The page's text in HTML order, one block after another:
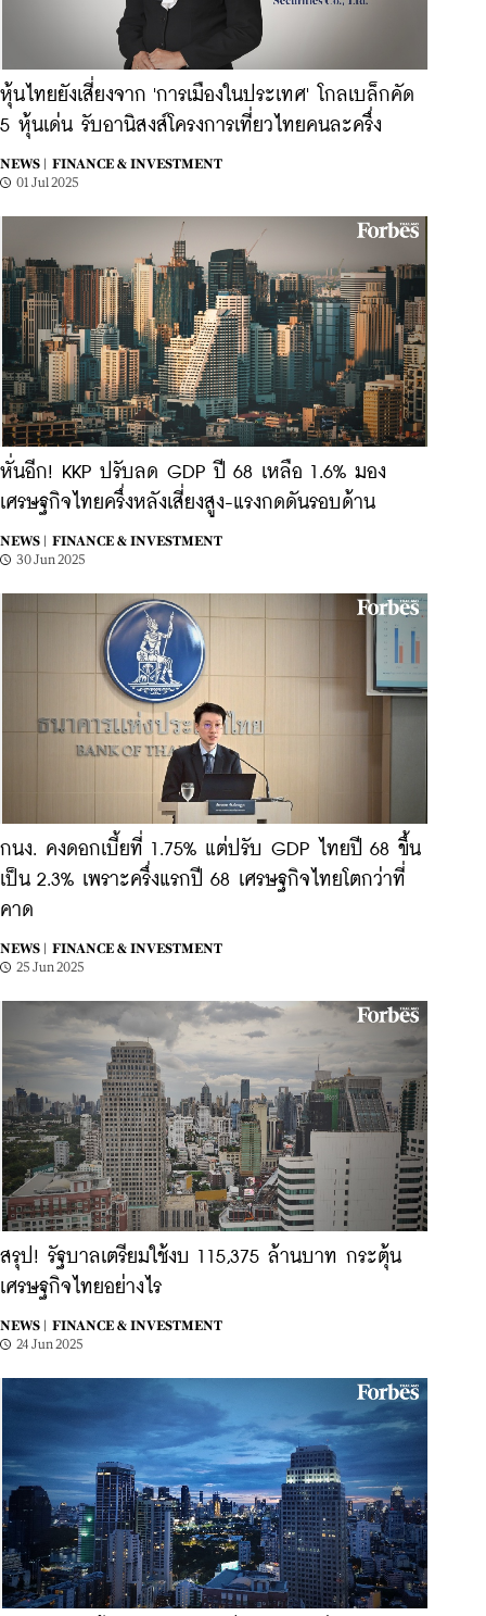
หุ้นไทยยังเสี่ยงจาก 'การเมืองในประเทศ' โกลเบล็กคัด
5 หุ้นเด่น รับอานิสงส์โครงการเที่ยวไทยคนละครึ่ง
NEWS |
FINANCE & INVESTMENT
01 Jul 2025
หั่นอีก! KKP ปรับลด GDP ปี 68 เหลือ 1.6% มอง
เศรษฐกิจไทยครึ่งหลังเสี่ยงสูง-แรงกดดันรอบด้าน
NEWS |
FINANCE & INVESTMENT
30 Jun 2025
กนง. คงดอกเบี้ยที่ 1.75% แต่ปรับ GDP ไทยปี 68 ขึ้น
เป็น 2.3% เพราะครึ่งแรกปี 68 เศรษฐกิจไทยโตกว่าที่
คาด
NEWS |
FINANCE & INVESTMENT
25 Jun 2025
สรุป! รัฐบาลเตรียมใช้งบ 115,375 ล้านบาท กระตุ้น
เศรษฐกิจไทยอย่างไร
NEWS |
FINANCE & INVESTMENT
24 Jun 2025